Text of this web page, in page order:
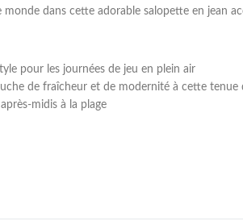
dans cette adorable salopette en jean
pour les journées de jeu en plein air
de fraîcheur et de modernité à cette tenue
midis à la plage